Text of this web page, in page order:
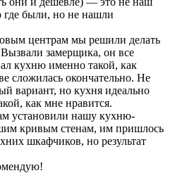
были, но не нашли
центрам мы решили делать
замерщика, он все
кухню именно такой, как
сложилась окончательно. Не
вариант, но кухня идеально
как мне нравится.
установили нашу кухню-
кривым стенам, им пришлось
шкафчиков, но результат